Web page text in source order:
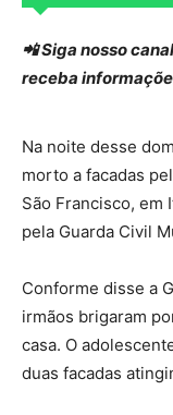
📲 Siga nosso
receba
Na noite desse
morto a facadas
São Francisco, em
pela Guarda Civil
Conforme disse a
irmãos brigaram
casa. O
duas facadas